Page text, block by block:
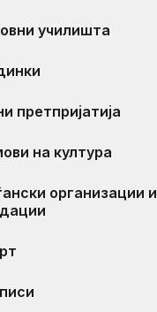
училишта
претпријатија
на култура
организации и